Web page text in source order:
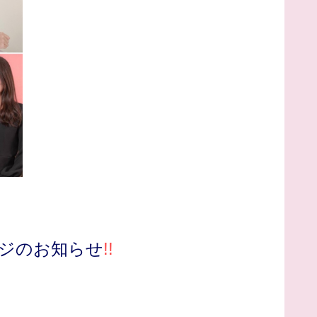
のお知らせ!!